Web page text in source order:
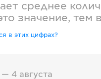
среднее
значение, тем
в этих цифрах?
4 августа